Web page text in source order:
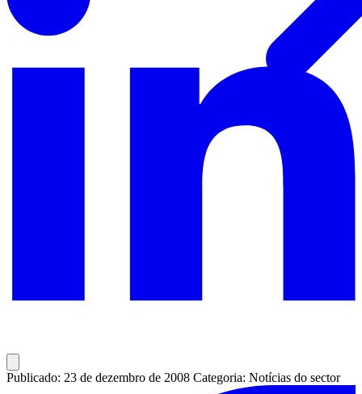
Publicado: 23 de dezembro de 2008 Categoria: Notícias do sector